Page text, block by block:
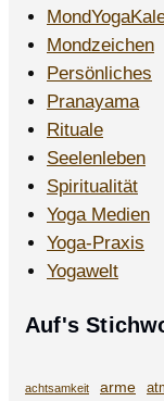
Mondzeichen
Persönliches
Pranayama
Rituale
Seelenleben
Spiritualität
Yoga Medien
Yoga-Praxis
Yogawelt
Auf's
achtsamkeit arme